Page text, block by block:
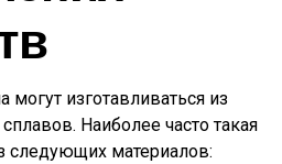
изготавливаться из
Наиболее часто такая
следующих материалов: